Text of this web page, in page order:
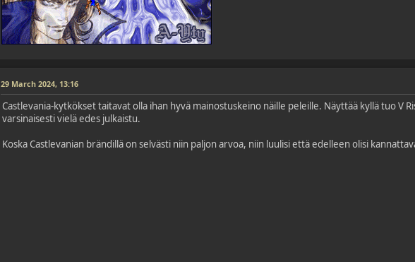
29 March 2024, 13:16
Castlevania-kytkökset taitavat olla ihan hyvä mainostuskeino näille peleille. Näyttää kyllä tuo V
varsinaisesti vielä edes julkaistu.
Koska Castlevanian brändillä on selvästi niin paljon arvoa, niin luulisi että edelleen olisi